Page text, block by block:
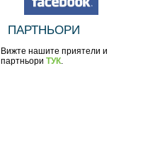
ПАРТНЬОРИ
Вижте нашите приятели и
партньори ТУК.